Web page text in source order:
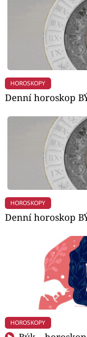
HOROSKOPY
Denní horoskop
HOROSKOPY
Denní horoskop
HOROSKOPY